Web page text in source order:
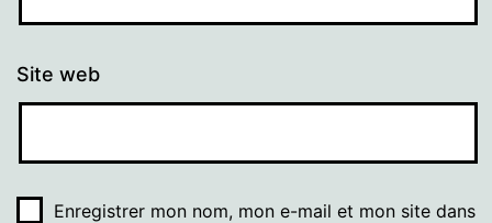
Site web
Enregistrer mon nom, mon e-mail et mon site dans